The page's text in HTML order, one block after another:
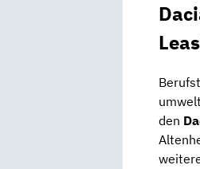
den